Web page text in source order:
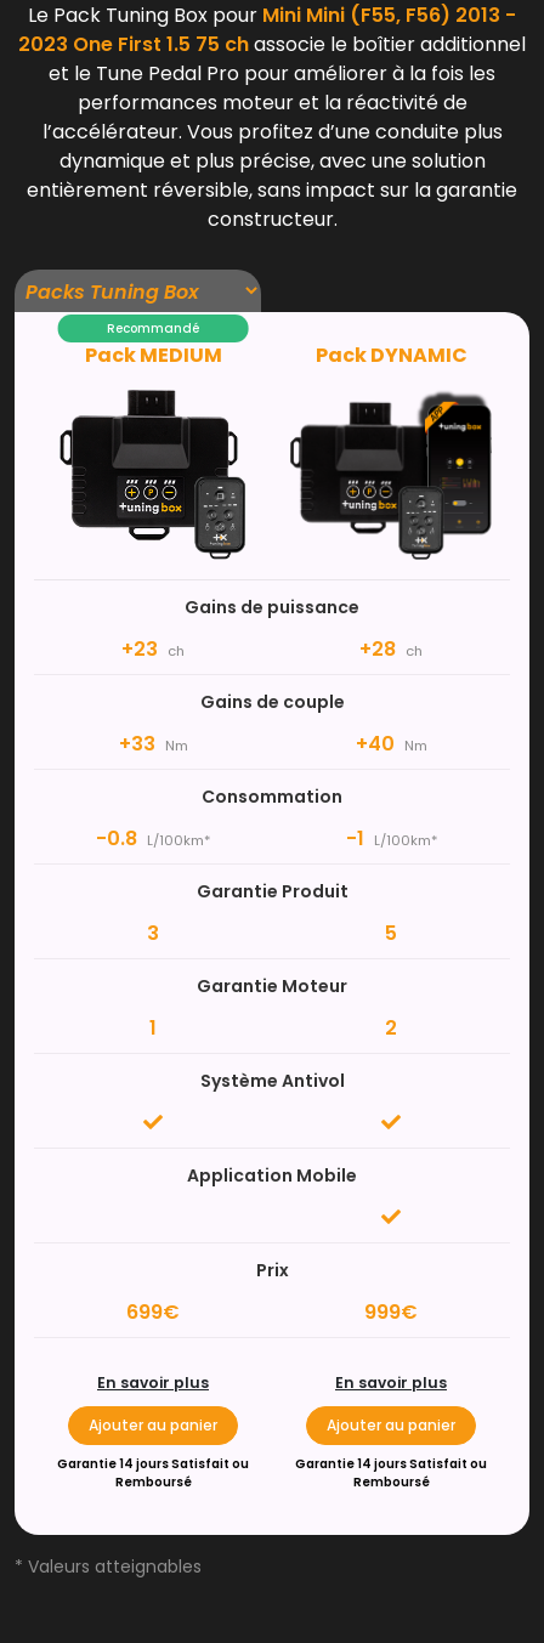
Le Pack Tuning Box pour Mini Mini (F55, F56) 2013 -
2023 One First 1.5 75 chassocie le boîtier additionnel
et le Tune Pedal Pro pour améliorer à la fois les
performances moteur et la réactivité de
l’accélérateur. Vous profitez d’une conduite plus
dynamique et plus précise, avec une solution
entièrement réversible, sans impact sur la garantie
constructeur.
Recommandé
Pack MEDIUM Pack DYNAMIC
Gains de puissance
+23 ch +28 ch
Gains de couple
+33 Nm +40 Nm
Consommation
-0.8 L/100km* -1 L/100km*
Garantie Produit
3 5
Garantie Moteur
1 2
Système Antivol
Application Mobile
Prix
699€ 999€
En savoir plus
Ajouter au panier
Garantie 14 jours Satisfait ou
Remboursé
En savoir plus
Ajouter au panier
Garantie 14 jours Satisfait ou
Remboursé
* Valeurs atteignables